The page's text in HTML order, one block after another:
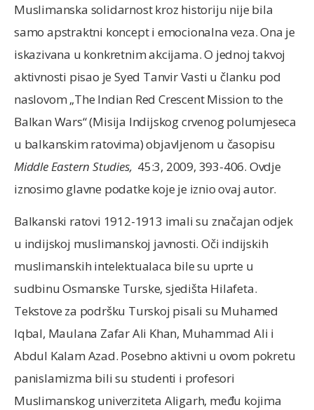
Muslimanska solidarnost kroz historiju nije bila
samo apstraktni koncept i emocionalna veza. Ona je
iskazivana u konkretnim akcijama. O jednoj takvoj
aktivnosti pisao je Syed Tanvir Vasti u članku pod
naslovom „The Indian Red Crescent Mission to the
Balkan Wars“ (Misija Indijskog crvenog polumjeseca
u balkanskim ratovima) objavljenom u časopisu
Middle Eastern Studies, 45:3, 2009, 393-406. Ovdje
iznosimo glavne podatke koje je iznio ovaj autor.
Balkanski ratovi 1912-1913 imali su značajan odjek
u indijskoj muslimanskoj javnosti. Oči indijskih
muslimanskih intelektualaca bile su uprte u
sudbinu Osmanske Turske, sjedišta Hilafeta.
Tekstove za podršku Turskoj pisali su Muhamed
Iqbal, Maulana Zafar Ali Khan, Muhammad Ali i
Abdul Kalam Azad. Posebno aktivni u ovom pokretu
panislamizma bili su studenti i profesori
Muslimanskog univerziteta Aligarh, među kojima